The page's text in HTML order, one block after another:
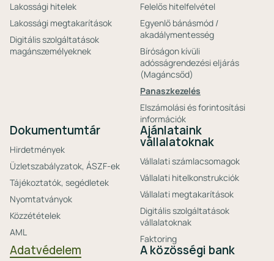
Lakossági hitelek
Lakossági megtakarítások
Digitális szolgáltatások
magánszemélyeknek
Felelős hitelfelvétel
Egyenlő bánásmód /
akadálymentesség
Bíróságon kívüli
adósságrendezési eljárás
(Magáncsőd)
Panaszkezelés
Elszámolási és forintosítási
információk
Dokumentumtár
Hirdetmények
Üzletszabályzatok, ÁSZF-ek
Tájékoztatók, segédletek
Nyomtatványok
Közzétételek
AML
Ajánlataink
vállalatoknak
Vállalati számlacsomagok
Vállalati hitelkonstrukciók
Vállalati megtakarítások
Digitális szolgáltatások
vállalatoknak
Faktoring
Adatvédelem
A közösségi bank